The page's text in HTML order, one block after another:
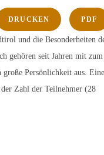
DRUCKEN PDF
und die Besonderheiten
gehören seit Jahren mit zum
Persönlichkeit aus. Eine
Zahl der Teilnehmer (28